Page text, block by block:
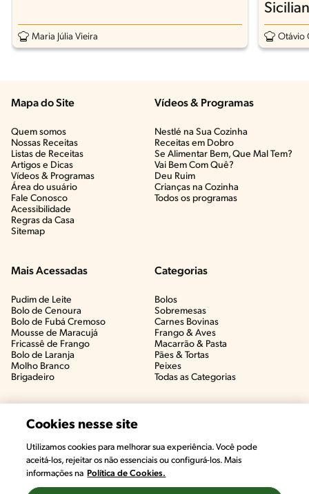
Maria Júlia Vieira Otávio
Mapa do Site
Quem somos
Nossas Receitas
Listas de Receitas​
Artigos e Dicas​
Vídeos & Programas​
Área do usuário
Fale Conosco
Acessibilidade
Regras da Casa
Sitemap
Vídeos & Programas​
Nestlé na Sua Cozinha
Receitas em Dobro
Se Alimentar Bem, Que Mal Tem?​
Vai Bem Com Quê?​
Deu Ruim​
Crianças na Cozinha​
Todos os programas
Mais Acessadas
Pudim de Leite
Bolo de Cenoura
Bolo de Fubá Cremoso
Mousse de Maracujá
Fricassê de Frango
Bolo de Laranja
Molho Branco
Brigadeiro
Categorias
Bolos
Sobremesas
Carnes Bovinas​
Frango & Aves​
Macarrão & Pasta​
Pães & Tortas​
Peixes
Todas as Categorias
Cookies nesse site
Utilizamos cookies para melhorar sua experiência. Você pode
aceitá-los, rejeitar os não essenciais ou configurá-los. Mais
informações na Política de Cookies.